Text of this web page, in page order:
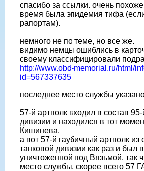
спасибо за ссылки. очень
время была эпидемия тифа
рапортам).
немного не по теме, но все же.
видимо немцы ошиблись в
своему классифицировали
http://www.obd-memorial.ru/html/
id=567337635
последнее место службы
57-й артполк входил в состав 95-
дивизии и находился в тот
Кишинева.
а вот 57-й гаубичный артполк из
танковой дивизии как раз и был
уничтоженной под Вязьмой. так
место службы, скорее всего 57